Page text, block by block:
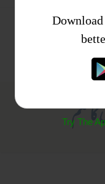
حدیث جلد 1
Try The